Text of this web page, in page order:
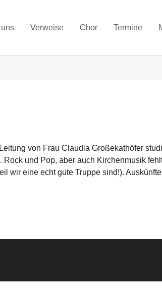
Verweise Chor Termine
von Frau Claudia Großekathöfer
und Pop, aber auch Kirchenmusik
wir eine echt gute Truppe sind!).